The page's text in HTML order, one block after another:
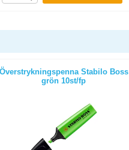
Överstrykningspenna Stabilo Boss
grön 10st/fp